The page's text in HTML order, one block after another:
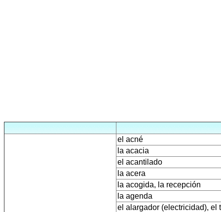
el acné
la acacia
el acantilado
la acera
la acogida, la recepción
la agenda
el alargador (electricidad), el